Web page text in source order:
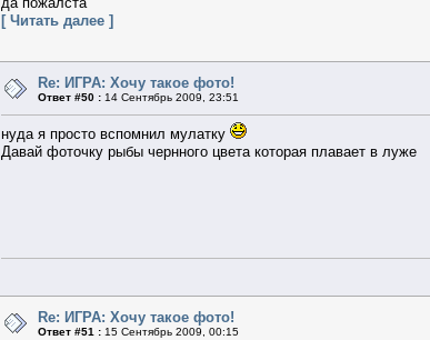
[ Читать далее ]
Re: ИГРА: Хочу такое фото!
Ответ #50 : 14 Сентябрь 2009, 23:51
нуда я просто вспомнил мулатку
Давай фоточку рыбы чернного цвета которая плавает в луже
Re: ИГРА: Хочу такое фото!
Ответ #51 : 15 Сентябрь 2009, 00:15